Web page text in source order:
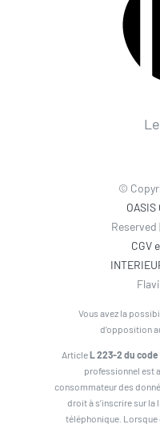
©
OASIS
Reserved |
CGV
Vous avez la
d’opposition
ArticleL 223-2 du
professionnel est
consommateur des
droit à s’inscrire sur la
téléphonique. Lorsque